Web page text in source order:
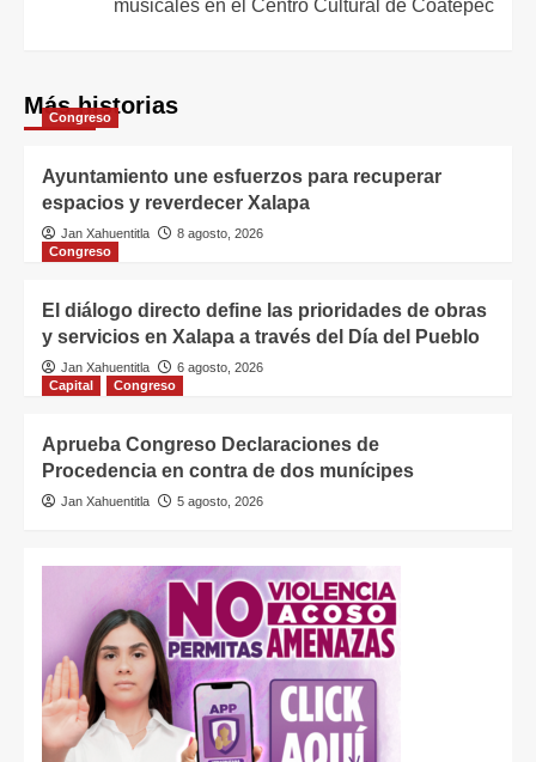
musicales en el Centro Cultural de Coatepec
Más historias
Congreso
Ayuntamiento une esfuerzos para recuperar
espacios y reverdecer Xalapa
Jan Xahuentitla
8 agosto, 2026
Congreso
El diálogo directo define las prioridades de obras
y servicios en Xalapa a través del Día del Pueblo
Jan Xahuentitla
6 agosto, 2026
Capital
Congreso
Aprueba Congreso Declaraciones de
Procedencia en contra de dos munícipes
Jan Xahuentitla 5 agosto, 2026